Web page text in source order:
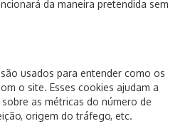
da maneira pretendida sem
usados para entender como os
o site. Esses cookies ajudam a
as métricas do número de
origem do tráfego, etc.